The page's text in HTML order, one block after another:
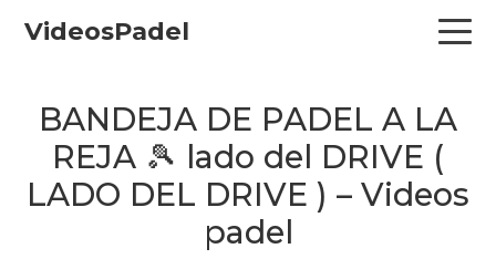
VideosPadel
BANDEJA DE PADEL A LA
REJA 🎾 lado del DRIVE (
LADO DEL DRIVE ) – Videos
padel